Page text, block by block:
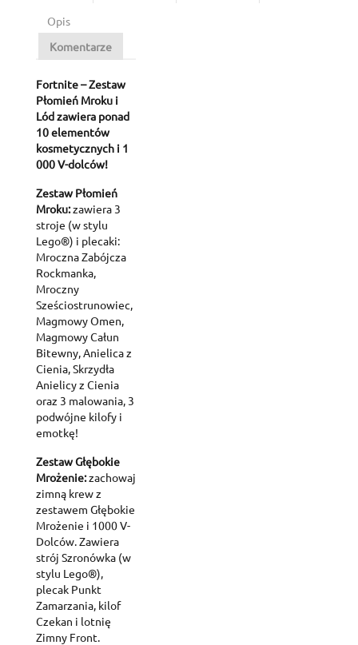
Opis
Komentarze
Fortnite – Zestaw
Płomień Mroku i
Lód zawiera ponad
10 elementów
kosmetycznych i 1
000 V-dolców!
Zestaw Płomień
Mroku:zawiera 3
stroje (w stylu
Lego®) i plecaki:
Mroczna Zabójcza
Rockmanka,
Mroczny
Sześciostrunowiec,
Magmowy Omen,
Magmowy Całun
Bitewny, Anielica z
Cienia, Skrzydła
Anielicy z Cienia
oraz 3 malowania, 3
podwójne kilofy i
emotkę!
Zestaw Głębokie
Mrożenie:zachowaj
zimną krew z
zestawem Głębokie
Mrożenie i 1000 V-
Dolców. Zawiera
strój Szronówka (w
stylu Lego®),
plecak Punkt
Zamarzania, kilof
Czekan i lotnię
Zimny Front.